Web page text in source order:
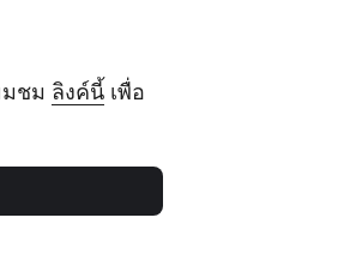
มชม ลิงค์นี้ เพื่อ